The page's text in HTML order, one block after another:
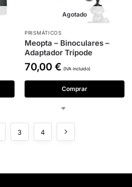
Agotado
PRISMÁTICOS
Meopta – Binoculares –
Adaptador Trípode
70,00 € (IVA incluido)
Comprar
3 4